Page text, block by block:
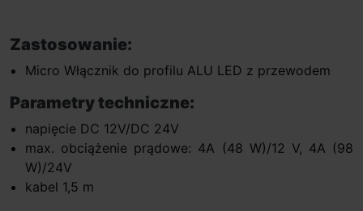
Zastosowanie:
Micro Włącznik do profilu ALU LED z przewodem
Parametry techniczne:
napięcie DC 12V/DC 24V
max. obciążenie prądowe: 4A (48 W)/12 V, 4A (98
W)/24V
kabel 1,5 m